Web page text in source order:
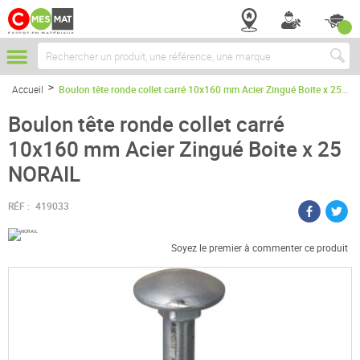
Chercher
Accueil Boulon tête ronde collet carré 10x160 mm Acier Zingué Boite x 25 NORAIL
Boulon tête ronde collet carré
10x160 mm Acier Zingué Boite x 25
NORAIL
RÉF : 419033
Soyez le premier à commenter ce produit
Passer